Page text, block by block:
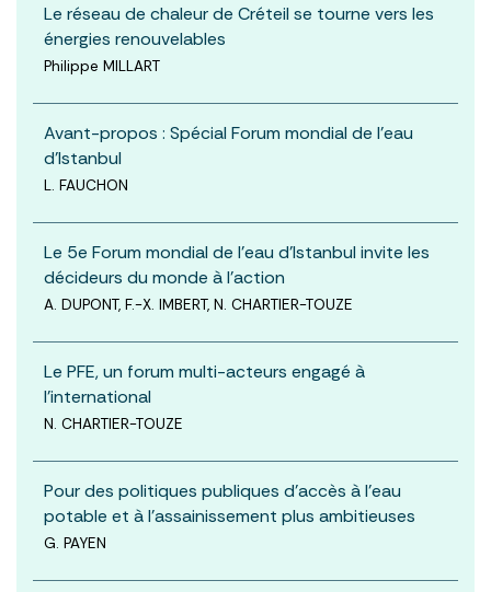
Le réseau de chaleur de Créteil se tourne vers les
énergies renouvelables
Philippe MILLART
Avant-propos : Spécial Forum mondial de l'eau
d'Istanbul
L. FAUCHON
Le 5e Forum mondial de l’eau d’Istanbul invite les
décideurs du monde à l’action
A. DUPONT, F.-X. IMBERT, N. CHARTIER-TOUZE
Le PFE, un forum multi-acteurs engagé à
l’international
N. CHARTIER-TOUZE
Pour des politiques publiques d’accès à l’eau
potable et à l’assainissement plus ambitieuses
G. PAYEN